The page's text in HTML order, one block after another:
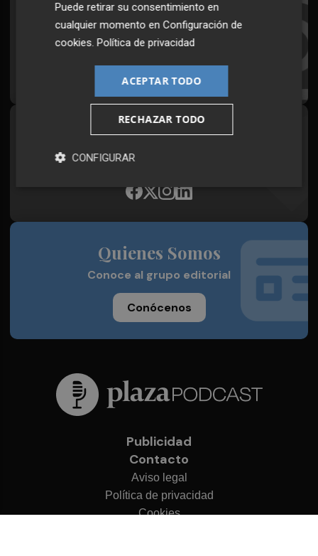
Suscríbete al Boletín
Todos los días a primera hora en tu email
Síguenos en redes
Plaza Podcast, desde cualquier medio
Quienes Somos
Conoce al grupo editorial
Conócenos
Publicidad
Contacto
Aviso legal
Política de privacidad
Cookies
Puede retirar su consentimiento en
cualquier momento enConfiguración de
cookies.Política de privacidad
ACEPTAR TODO
RECHAZAR TODO
CONFIGURAR